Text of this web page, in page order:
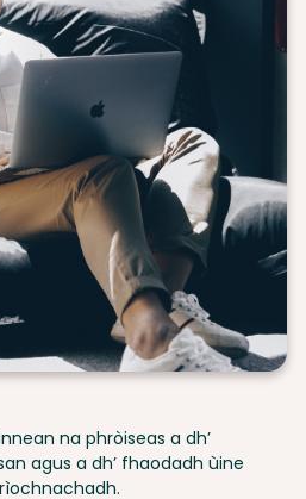
na phròiseas a dh’
agus a dh’ fhaodadh ùine